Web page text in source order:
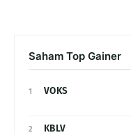
Saham Top Gainer
1 VOKS
2 KBLV